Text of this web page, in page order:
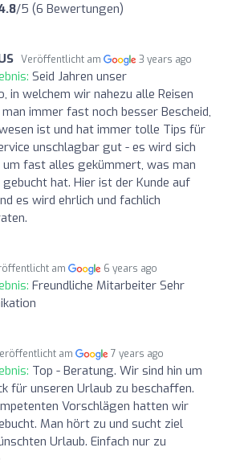
/5 (6 Bewertungen)
Veröffentlicht am 3 years ago
Seid Jahren unser
in welchem wir nahezu alle Reisen
immer fast noch besser Bescheid,
ist und hat immer tolle Tips für
unschlagbar gut - es wird sich
fast alles gekümmert, was man
gebucht hat. Hier ist der Kunde auf
es wird ehrlich und fachlich
am 6 years ago
Freundliche Mitarbeiter Sehr
am 7 years ago
Top - Beratung. Wir sind hin um
für unseren Urlaub zu beschaffen.
Vorschlägen hatten wir
Man hört zu und sucht ziel
Urlaub. Einfach nur zu